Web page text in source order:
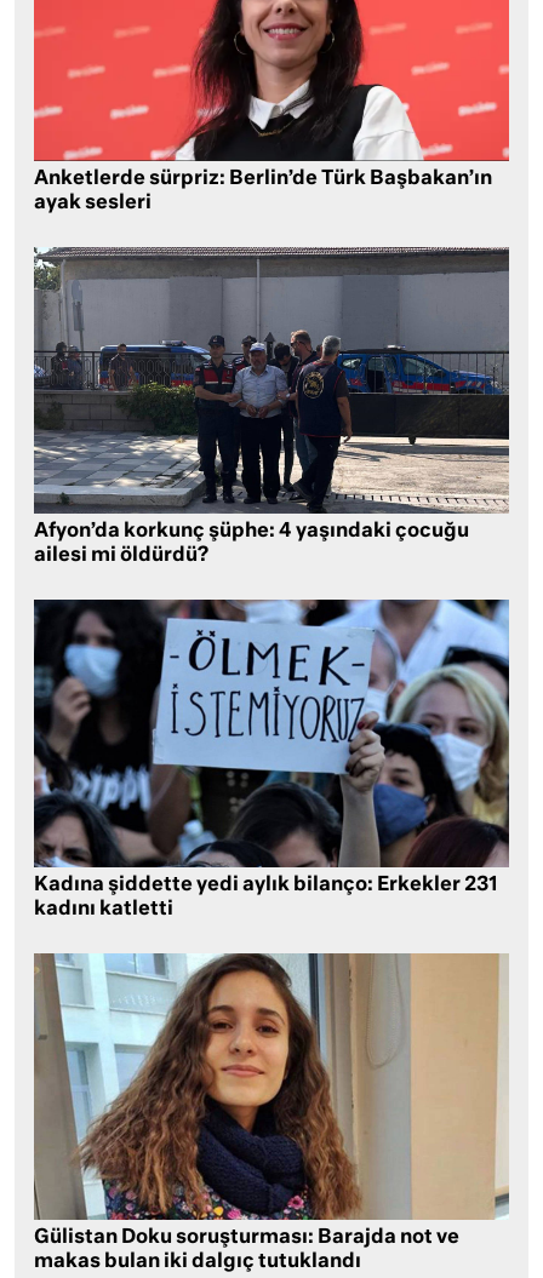
Anketlerde sürpriz: Berlin’de Türk Başbakan’ın
ayak sesleri
Afyon’da korkunç şüphe: 4 yaşındaki çocuğu
ailesi mi öldürdü?
Kadına şiddette yedi aylık bilanço: Erkekler 231
kadını katletti
Gülistan Doku soruşturması: Barajda not ve
makas bulan iki dalgıç tutuklandı